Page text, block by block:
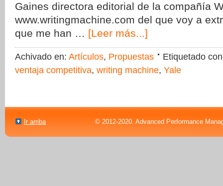
Gaines directora editorial de la compañía
www.writingmachine.com del que voy a
que me han … [Leer más...]
Achivado en: Artículos, Propuestas
Etiquetado
ventaja competitiva, writing machine, Yale
Ir arriba © 2012-2020. Advanced Performance